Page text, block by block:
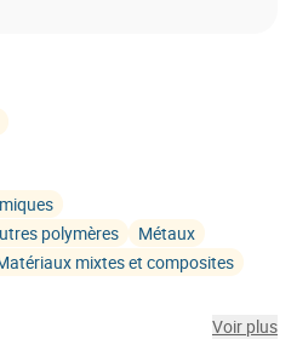
polymères
Métaux
mixtes et composites
Voir plus